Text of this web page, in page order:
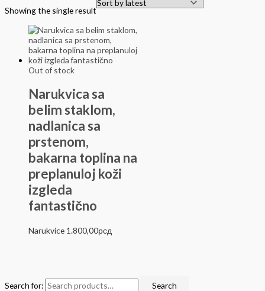
Search for: Search
Showing the single result
Out of stock
Narukvica sa
belim staklom,
nadlanica sa
prstenom,
bakarna toplina na
preplanuloj koži
izgleda
fantastično
Narukvice 1.800,00рсд